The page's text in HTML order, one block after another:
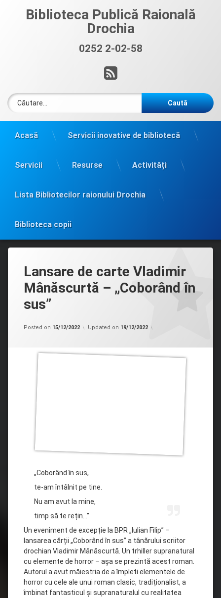
Biblioteca Publică Raională
Drochia
0252 2-02-58
RSS
Caută după:
Acasă Servicii inovative de bibliotecă
Servicii Resurse Activități
Lista Bibliotecilor raionului Drochia
Biblioteca copii
Lansare de carte Vladimir
Mânăscurtă – „Coborând în
sus”
Posted on 15/12/2022 Updated on 19/12/2022
„Coborând în sus,
te-am întâlnit pe tine.
Nu am avut la mine,
timp să te rețin…”
Un eveniment de excepție la BPR „Iulian Filip” –
lansarea cărții „Coborând în sus” a tânărului scriitor
drochian Vladimir Mânăscurtă. Un trhiller supranatural
cu elemente de horror – așa se prezintă acest roman.
Autorul a avut măiestria de a împleti elementele de
horror cu cele ale unui roman clasic, tradiționalist, a
îmbinat fantasticul și supranaturalul cu realitatea